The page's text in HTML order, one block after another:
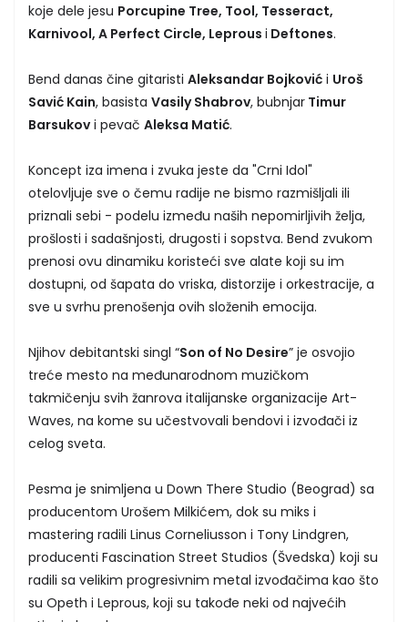
koje dele jesu Porcupine Tree, Tool, Tesseract,
Karnivool, A Perfect Circle, Leprous i Deftones.
Bend danas čine gitaristi Aleksandar Bojković i Uroš
Savić Kain, basista Vasily Shabrov, bubnjar Timur
Barsukov i pevač Aleksa Matić.
Koncept iza imena i zvuka jeste da "Crni Idol"
otelovljuje sve o čemu radije ne bismo razmišljali ili
priznali sebi - podelu između naših nepomirljivih želja,
prošlosti i sadašnjosti, drugosti i sopstva. Bend zvukom
prenosi ovu dinamiku koristeći sve alate koji su im
dostupni, od šapata do vriska, distorzije i orkestracije, a
sve u svrhu prenošenja ovih složenih emocija.
Njihov debitantski singl “Son of No Desire” je osvojio
treće mesto na međunarodnom muzičkom
takmičenju svih žanrova italijanske organizacije Art-
Waves, na kome su učestvovali bendovi i izvođači iz
celog sveta.
Pesma je snimljena u Down There Studio (Beograd) sa
producentom Urošem Milkićem, dok su miks i
mastering radili Linus Corneliusson i Tony Lindgren,
producenti Fascination Street Studios (Švedska) koji su
radili sa velikim progresivnim metal izvođačima kao što
su Opeth i Leprous, koji su takođe neki od najvećih